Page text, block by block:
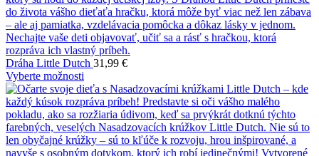
Dráha Little Dutch 31,99 €
Vyberte možnosti